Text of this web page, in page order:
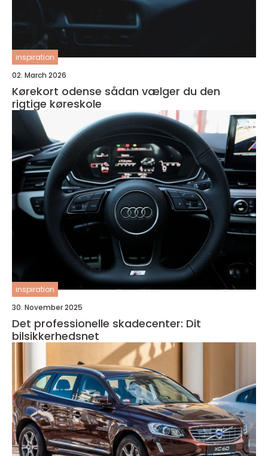
inspiration
02. March 2026
Kørekort odense sådan vælger du den
rigtige køreskole
inspiration
30. November 2025
Det professionelle skadecenter: Dit
bilsikkerhedsnet